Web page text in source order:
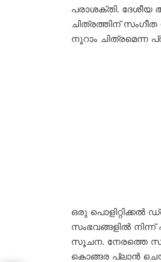
പരാശക്തി.
ചിത്രത്തിന് സംഗീത
നൂറാം ചിത്രമെന്ന
ഒരു പൊളിറ്റിക്കൽ
സംഭവങ്ങളിൽ
സൂചന. നേരത്തെ
കൊങ്ങര പ്ലാൻ